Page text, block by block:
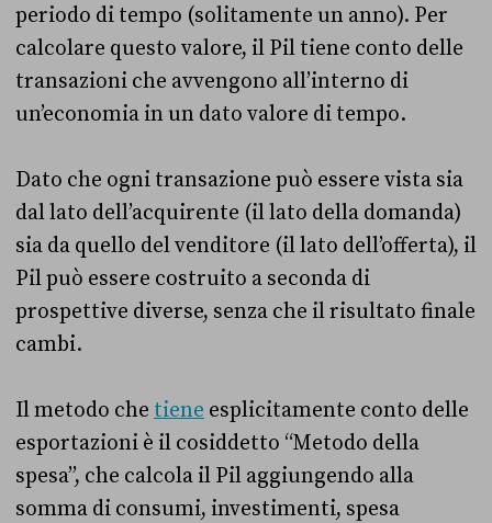
periodo di tempo (solitamente un anno). Per
calcolare questo valore, il Pil tiene conto delle
transazioni che avvengono all’interno di
un’economia in un dato valore di tempo.
Dato che ogni transazione può essere vista sia
dal lato dell’acquirente (il lato della domanda)
sia da quello del venditore (il lato dell’offerta), il
Pil può essere costruito a seconda di
prospettive diverse, senza che il risultato finale
cambi.
Il metodo che tiene esplicitamente conto delle
esportazioni è il cosiddetto “Metodo della
spesa”, che calcola il Pil aggiungendo alla
somma di consumi, investimenti, spesa